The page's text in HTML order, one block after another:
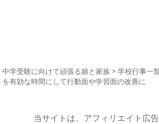
中学受験に向けて頑張る娘と家族 >学校行事一
を有効な時間にして行動面や学習面の改善に
当サイトは、アフィリエイト広